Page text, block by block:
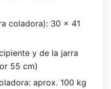
coladora): 30 x 41
y de la jarra
55 cm)
aprox. 100 kg